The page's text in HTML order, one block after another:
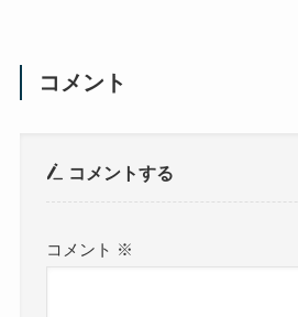
コメント
コメントする
コメント ※